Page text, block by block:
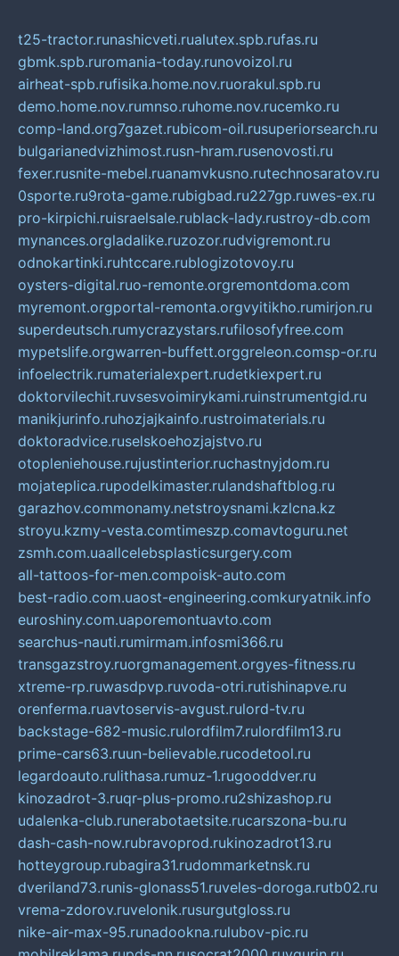
t25-tractor.runashicveti.rualutex.spb.rufas.ru
gbmk.spb.ruromania-today.runovoizol.ru
airheat-spb.rufisika.home.nov.ruorakul.spb.ru
demo.home.nov.rumnso.ruhome.nov.rucemko.ru
comp-land.org7gazet.rubicom-oil.rusuperiorsearch.ru
bulgarianedvizhimost.rusn-hram.rusenovosti.ru
fexer.rusnite-mebel.ruanamvkusno.rutechnosaratov.ru
0sporte.ru9rota-game.rubigbad.ru227gp.ruwes-ex.ru
pro-kirpichi.ruisraelsale.rublack-lady.rustroy-db.com
mynances.orgladalike.ruzozor.rudvigremont.ru
odnokartinki.ruhtccare.rublogizotovoy.ru
oysters-digital.ruo-remonte.orgremontdoma.com
myremont.orgportal-remonta.orgvyitikho.rumirjon.ru
superdeutsch.rumycrazystars.rufilosofyfree.com
mypetslife.orgwarren-buffett.orggreleon.comsp-or.ru
infoelectrik.rumaterialexpert.rudetkiexpert.ru
doktorvilechit.ruvsesvoimirykami.ruinstrumentgid.ru
manikjurinfo.ruhozjajkainfo.rustroimaterials.ru
doktoradvice.ruselskoehozjajstvo.ru
otopleniehouse.rujustinterior.ruchastnyjdom.ru
mojateplica.rupodelkimaster.rulandshaftblog.ru
garazhov.commonamy.netstroysnami.kzlcna.kz
stroyu.kzmy-vesta.comtimeszp.comavtoguru.net
zsmh.com.uaallcelebsplasticsurgery.com
all-tattoos-for-men.compoisk-auto.com
best-radio.com.uaost-engineering.comkuryatnik.info
euroshiny.com.uaporemontuavto.com
searchus-nauti.rumirmam.infosmi366.ru
transgazstroy.ruorgmanagement.orgyes-fitness.ru
xtreme-rp.ruwasdpvp.ruvoda-otri.rutishinapve.ru
orenferma.ruavtoservis-avgust.rulord-tv.ru
backstage-682-music.rulordfilm7.rulordfilm13.ru
prime-cars63.ruun-believable.rucodetool.ru
legardoauto.rulithasa.rumuz-1.rugooddver.ru
kinozadrot-3.ruqr-plus-promo.ru2shizashop.ru
udalenka-club.runerabotaetsite.rucarszona-bu.ru
dash-cash-now.rubravoprod.rukinozadrot13.ru
hotteygroup.rubagira31.rudommarketnsk.ru
dveriland73.runis-glonass51.ruveles-doroga.rutb02.ru
vrema-zdorov.ruvelonik.rusurgutgloss.ru
nike-air-max-95.runadookna.rulubov-pic.ru